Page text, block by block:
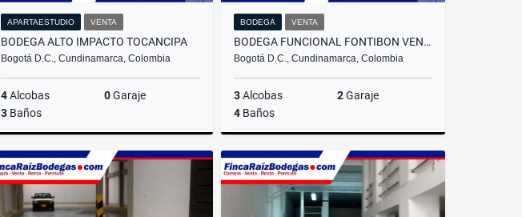
APARTAESTUDIO VENTA
BODEGA ALTO IMPACTO TOCANCIPA
Bogotá D.C., Cundinamarca, Colombia
4Alcobas 0Garaje
3 Baños
Venta
$2.800.000.000
BODEGA VENTA
BODEGA FUNCIONAL FONTIBON VENTA RENTA
Bogotá D.C., Cundinamarca, Colombia
3Alcobas 2Garaje
4Baños
Venta
$2.200.000.000
Arrendar
$9.700.000